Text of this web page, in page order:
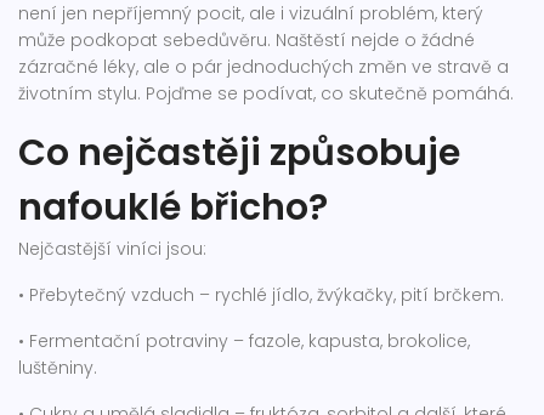
není jen nepříjemný pocit, ale i vizuální problém, který
může podkopat sebedůvěru. Naštěstí nejde o žádné
zázračné léky, ale o pár jednoduchých změn ve stravě a
životním stylu. Pojďme se podívat, co skutečně pomáhá.
Co nejčastěji způsobuje
nafouklé břicho?
Nejčastější viníci jsou:
• Přebytečný vzduch – rychlé jídlo, žvýkačky, pití brčkem.
• Fermentační potraviny – fazole, kapusta, brokolice,
luštěniny.